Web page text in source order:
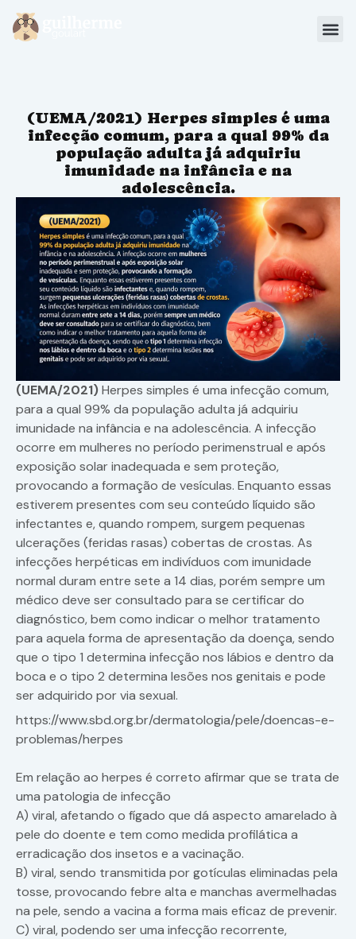
Sou Aluno
(UEMA/2021) Herpes simples é uma
infecção comum, para a qual 99% da
população adulta já adquiriu
imunidade na infância e na
adolescência.
(UEMA/2021)Herpes simples é uma infecção comum,
para a qual 99% da população adulta já adquiriu
imunidade na infância e na adolescência. A infecção
ocorre em mulheres no período perimenstrual e após
exposição solar inadequada e sem proteção,
provocando a formação de vesículas. Enquanto essas
estiverem presentes com seu conteúdo líquido são
infectantes e, quando rompem, surgem pequenas
ulcerações (feridas rasas) cobertas de crostas. As
infecções herpéticas em indivíduos com imunidade
normal duram entre sete a 14 dias, porém sempre um
médico deve ser consultado para se certificar do
diagnóstico, bem como indicar o melhor tratamento
para aquela forma de apresentação da doença, sendo
que o tipo 1 determina infecção nos lábios e dentro da
boca e o tipo 2 determina lesões nos genitais e pode
ser adquirido por via sexual.
https://www.sbd.org.br/dermatologia/pele/doencas-e-
problemas/herpes
Em relação ao herpes é correto afirmar que se trata de
uma patologia de infecção
A) viral, afetando o fígado que dá aspecto amarelado à
pele do doente e tem como medida profilática a
erradicação dos insetos e a vacinação.
B) viral, sendo transmitida por gotículas eliminadas pela
tosse, provocando febre alta e manchas avermelhadas
na pele, sendo a vacina a forma mais eficaz de prevenir.
C) viral, podendo ser uma infecção recorrente,